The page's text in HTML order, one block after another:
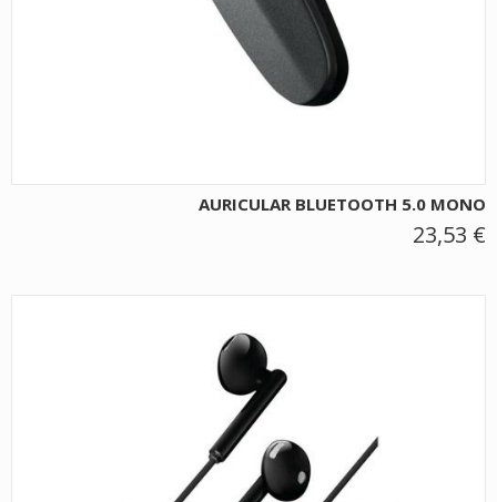
AURICULAR BLUETOOTH 5.0 MONO
23,53 €